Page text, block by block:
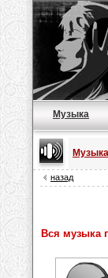
Музыка
назад
Вся музыка